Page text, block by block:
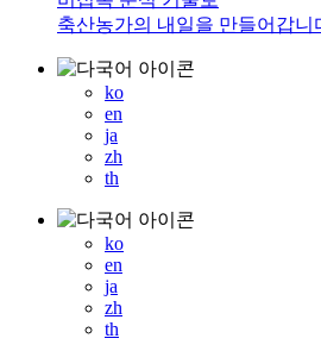
축산농가의 내일을 만들어갑니
ko
en
ja
zh
th
ko
en
ja
zh
th